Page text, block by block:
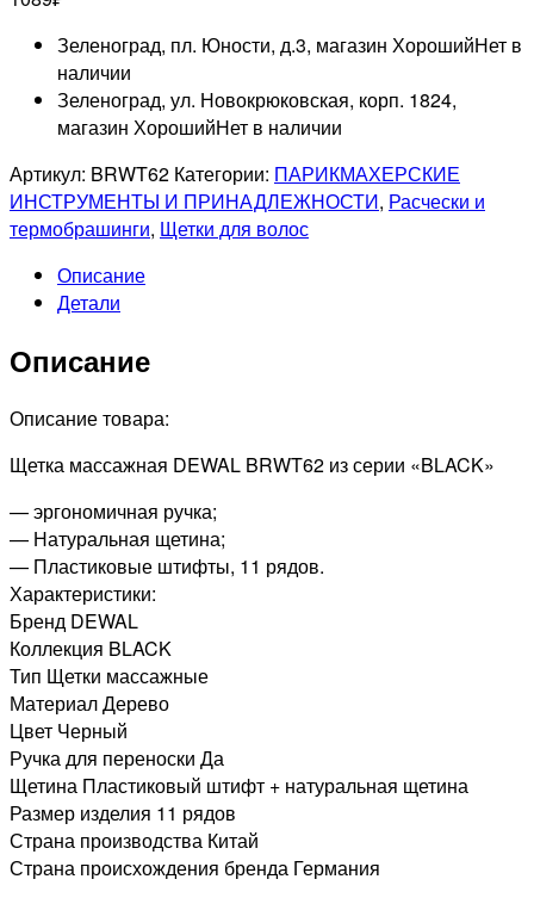
Зеленоград, пл. Юности, д.3, магазин ХорошийНет в
наличии
Зеленоград, ул. Новокрюковская, корп. 1824,
магазин ХорошийНет в наличии
Артикул: BRWT62 Категории: ПАРИКМАХЕРСКИЕ
ИНСТРУМЕНТЫ И ПРИНАДЛЕЖНОСТИ, Расчески и
термобрашинги, Щетки для волос
Описание
Детали
Описание
Описание товара:
Щетка массажная DEWAL BRWT62 из серии «BLACK»
— эргономичная ручка;
— Натуральная щетина;
— Пластиковые штифты, 11 рядов.
Характеристики:
Бренд DEWAL
Коллекция BLACK
Тип Щетки массажные
Материал Дерево
Цвет Черный
Ручка для переноски Да
Щетина Пластиковый штифт + натуральная щетина
Размер изделия 11 рядов
Страна производства Китай
Страна происхождения бренда Германия